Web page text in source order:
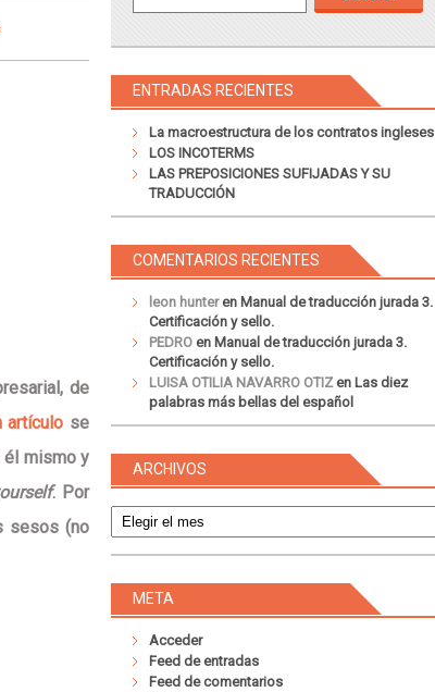
de
artículo se
él mismo y
. Por
sesos (no
ENTRADAS RECIENTES
La macroestructura de los contratos ingleses
LOS INCOTERMS
LAS PREPOSICIONES SUFIJADAS Y SU
TRADUCCIÓN
COMENTARIOS RECIENTES
leon hunteren Manual de traducción jurada 3.
Certificación y sello.
PEDRO en Manual de traducción jurada 3.
Certificación y sello.
LUISA OTILIA NAVARRO OTIZen Las diez
palabras más bellas del español
ARCHIVOS
META
Acceder
Feed de entradas
Feed de comentarios